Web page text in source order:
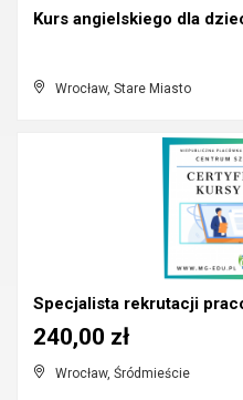
Kurs angielskiego dla
Wrocław, Stare Miasto
Specjalista rekrutacji
Wrocław, Śródmieście
240,00 zł